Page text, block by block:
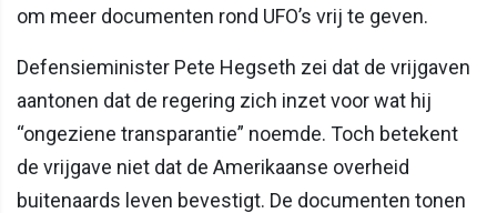
om meer documenten rond UFO’s vrij te geven.
Defensieminister Pete Hegseth zei dat de vrijgaven
aantonen dat de regering zich inzet voor wat hij
“ongeziene transparantie” noemde. Toch betekent
de vrijgave niet dat de Amerikaanse overheid
buitenaards leven bevestigt. De documenten tonen